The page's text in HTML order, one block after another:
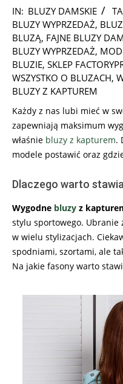
2018-
03-
23
IN: BLUZY DAMSKIE
BLUZY WYPRZEDAŻ,
BLUZĄ, FAJNE BLUZY
BLUZY WYPRZEDAŻ,
BLUZIE, SKLEP
WSZYSTKO O BLUZACH,
BLUZY Z KAPTUREM
Każdy z nas lubi mieć w
zapewniają maksimum
właśnie bluzy z kapturem.
modele postawić oraz
Dlaczego warto
Wygodne bluzy z
stylu sportowego. Ubranie
w wielu stylizacjach.
spodniami, szortami, ale
Na jakie fasony warto